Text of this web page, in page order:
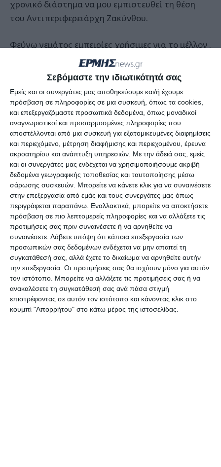
Σεβόμαστε την ιδιωτικότητά σας
Εμείς και οι συνεργάτες μας αποθηκεύουμε και/ή έχουμε
πρόσβαση σε πληροφορίες σε μια συσκευή, όπως τα cookies,
και επεξεργαζόμαστε προσωπικά δεδομένα, όπως μοναδικοί
αναγνωριστικοί και προσαρμοσμένες πληροφορίες που
αποστέλλονται από μια συσκευή για εξατομικευμένες διαφημίσεις
και περιεχόμενο, μέτρηση διαφήμισης και περιεχομένου, έρευνα
ακροατηρίου και ανάπτυξη υπηρεσιών. Με την άδειά σας, εμείς
και οι συνεργάτες μας ενδέχεται να χρησιμοποιήσουμε ακριβή
δεδομένα γεωγραφικής τοποθεσίας και ταυτοποίησης μέσω
σάρωσης συσκευών. Μπορείτε να κάνετε κλικ για να συναινέσετε
στην επεξεργασία από εμάς και τους συνεργάτες μας όπως
περιγράφεται παραπάνω. Εναλλακτικά, μπορείτε να αποκτήσετε
πρόσβαση σε πιο λεπτομερείς πληροφορίες και να αλλάξετε τις
προτιμήσεις σας πριν συναινέσετε ή να αρνηθείτε να
συναινέσετε. Λάβετε υπόψη ότι κάποια επεξεργασία των
προσωπικών σας δεδομένων ενδέχεται να μην απαιτεί τη
συγκατάθεσή σας, αλλά έχετε το δικαίωμα να αρνηθείτε αυτήν
την επεξεργασία. Οι προτιμήσεις σας θα ισχύουν μόνο για αυτόν
τον ιστότοπο. Μπορείτε να αλλάξετε τις προτιμήσεις σας ή να
ανακαλέσετε τη συγκατάθεσή σας ανά πάσα στιγμή
επιστρέφοντας σε αυτόν τον ιστότοπο και κάνοντας κλικ στο
κουμπί "Απορρήτου" στο κάτω μέρος της ιστοσελίδας.
χρονικό διάστημα να μου εμπιστευθεί τη θέση
του Αντιπεριφερειάρχη Ζακύνθου.
Φεύγω γεμάτος εμπειρίες χρήσιμες για το μέλλον .
Δίναμε καθημερινές μάχες, σε πολύ δύσκολες
συνθήκες και νομίζω ότι ανταποκριθήκαμε
επαρκώς στις ανάγκες και τα προβλήματα όλων
των πολιτών.
Αυτός είναι ο λόγος που αισθάνομαι υπερηφανος
και δυνατός.
Νιώθω συγχρόνως υπερήφανος για την στήριξη
που είχα από την οικογένεια μου , από όλους τους
συνεργάτες μου, όλα τα στελέχη της
Αντιπεριφέρειας Ζακύνθου και όλους τους
υπαλλήλους σε όλες τις υπηρεσίες.
Γιατί πραγματικά ήτανε μία ομαδική μάχη χωρίς
αποκλεισμούς και νομίζω ότι την κερδίσαμε με
την αξία μας κάνοντας την διαφορά.
Ευχαριστώ πολύ.